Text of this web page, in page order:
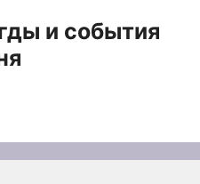
и события